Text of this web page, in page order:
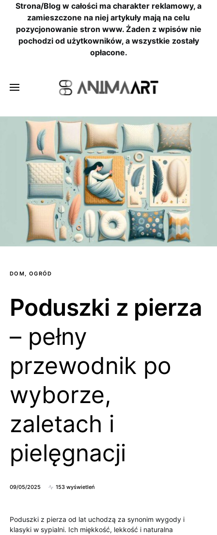
Strona/Blog w całości ma charakter reklamowy, a
zamieszczone na niej artykuły mają na celu
pozycjonowanie stron www. Żaden z wpisów nie
pochodzi od użytkowników, a wszystkie zostały
opłacone.
DOM, OGRÓD
Poduszki z pierza
– pełny
przewodnik po
wyborze,
zaletach i
pielęgnacji
09/05/2025 153 wyświetleń
Poduszki z pierza od lat uchodzą za synonim wygody i
klasyki w sypialni. Ich miękkość, lekkość i naturalna